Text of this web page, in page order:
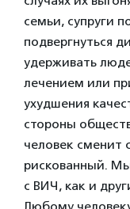
семьи, супруги
подвергнуться
удерживать
лечением или
ухудшения
стороны
человек сменит
рискованный.
с ВИЧ, как и